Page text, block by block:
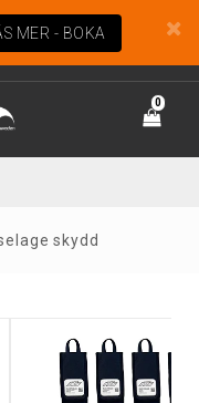
MER - BOKA
0
skydd